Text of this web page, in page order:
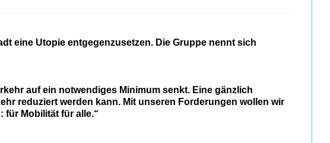
eine Utopie entgegenzusetzen. Die Gruppe nennt sich
auf ein notwendiges Minimum senkt. Eine gänzlich
reduziert werden kann. Mit unseren Forderungen wollen wir
für Mobilität für alle.“